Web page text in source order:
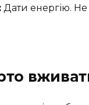
Дати енергію. Не